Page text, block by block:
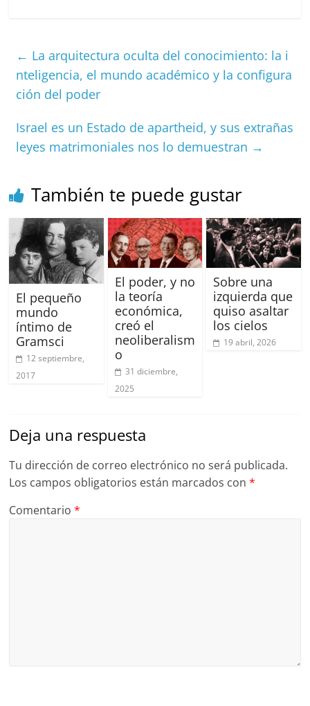
b
o
o
k
A
p
at d
s
ar
tir
← La arquitectura oculta del conocimiento: la i
nteligencia, el mundo académico y la configura
ción del poder
Israel es un Estado de apartheid, y sus extrañas
leyes matrimoniales nos lo demuestran →
También te puede gustar
El pequeño
mundo
íntimo de
Gramsci
12 septiembre,
2017
El poder, y no
la teoría
económica,
creó el
neoliberalism
o
31 diciembre,
2025
Sobre una
izquierda que
quiso asaltar
los cielos
19 abril, 2026
Deja una respuesta
Tu dirección de correo electrónico no será publicada.
Los campos obligatorios están marcados con*
Comentario*